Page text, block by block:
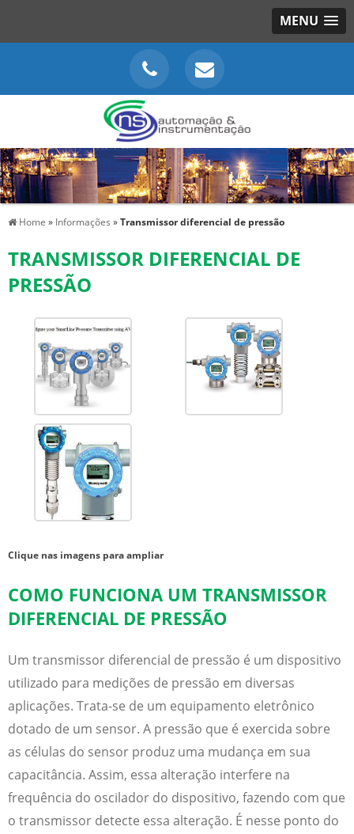
MENU
Home » Informações »Transmissor diferencial de pressão
TRANSMISSOR DIFERENCIAL DE
PRESSÃO
Clique nas imagens para ampliar
COMO FUNCIONA UM TRANSMISSOR
DIFERENCIAL DE PRESSÃO
Um transmissor diferencial de pressão é um dispositivo
utilizado para medições de pressão em diversas
aplicações. Trata-se de um equipamento eletrônico
dotado de um sensor. A pressão que é exercida sobre
as células do sensor produz uma mudança em sua
capacitância. Assim, essa alteração interfere na
frequência do oscilador do dispositivo, fazendo com que
o transmissor detecte essa alteração. É nesse ponto do